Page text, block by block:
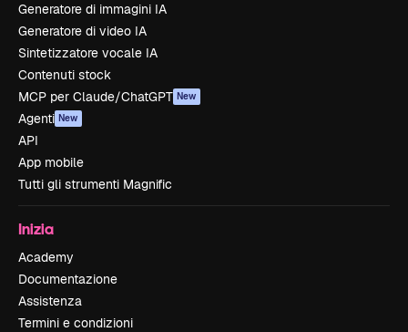
Generatore di immagini IA
Generatore di video IA
Sintetizzatore vocale IA
Contenuti stock
MCP per Claude/ChatGPT New
Agenti New
API
App mobile
Tutti gli strumenti Magnific
Inizia
Academy
Documentazione
Assistenza
Termini e condizioni